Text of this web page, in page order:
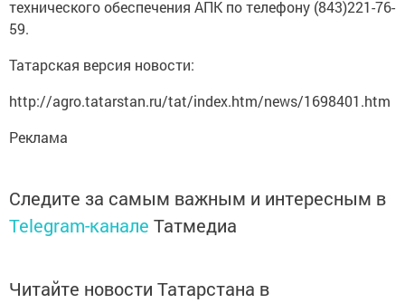
технического обеспечения АПК по телефону (843)221-76-
59.
Татарская версия новости:
http://agro.tatarstan.ru/tat/index.htm/news/1698401.htm
Реклама
Следите за самым важным и интересным в
Telegram-канале Татмедиа
Читайте новости Татарстана в